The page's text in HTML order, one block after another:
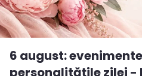
6 august:
personalitățile zilei -